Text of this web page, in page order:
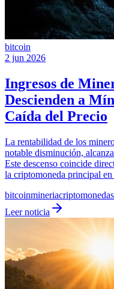
bitcoin
2 jun 2026
Ingresos de
Descienden a
Caída del Precio
La rentabilidad de los
notable disminución,
Este descenso coincide
la criptomoneda principal en
bitcoinmineriacriptomonedas
Leer noticia